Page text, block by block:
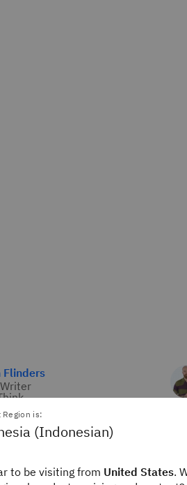
Flinders
Region is:
(Indonesian)
to be visiting from United States.